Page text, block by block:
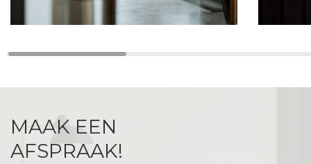
MAAK EEN
AFSPRAAK!